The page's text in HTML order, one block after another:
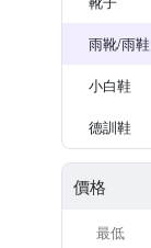
雨靴/雨鞋
小白鞋
德訓鞋
價格